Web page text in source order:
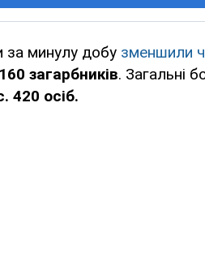
за минулу добу зменшили
загарбників. Загальні
420 осіб.